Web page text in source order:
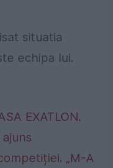
situatia
echipa lui.
EXATLON.
„M-A